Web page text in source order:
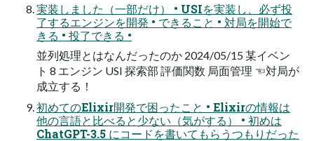
実装しました（一部だけ） • USIを実装し、必ず投
了するエンジンを開発 • できること • 対局を開始で
きる • 投了できる •
並列処理とはなんだったのか 2024/05/15 某イベン
ト 8 エンジン USI 探索部 評価関数 局面管理 ☜対局が
成立する！
初めてのElixir開発で困ったこと • Elixirの情報は
他の言語と比べると少ない（気がする） • 初めは
ChatGPT-3.5 にコードを書いてもらうつもりだった